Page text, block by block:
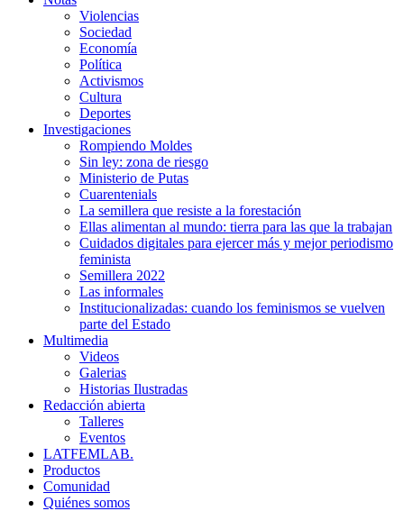
Violencias
Sociedad
Economía
Política
Activismos
Cultura
Deportes
Investigaciones
Rompiendo Moldes
Sin ley: zona de riesgo
Ministerio de Putas
Cuarentenials
La semillera que resiste a la forestación
Ellas alimentan al mundo: tierra para las que la trabajan
Cuidados digitales para ejercer más y mejor periodismo
feminista
Semillera 2022
Las informales
Institucionalizadas: cuando los feminismos se vuelven
parte del Estado
Multimedia
Videos
Galerias
Historias Ilustradas
Redacción abierta
Talleres
Eventos
LATFEMLAB.
Productos
Comunidad
Quiénes somos